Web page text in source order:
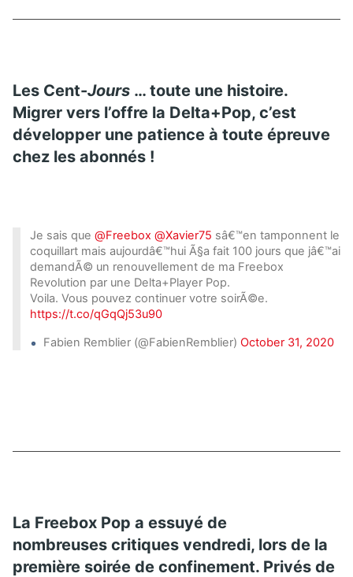
Les Cent-Jours … toute une histoire.
Migrer vers l’offre la Delta+Pop, c’est
développer une patience à toute épreuve
chez les abonnés !
Je sais que @Freebox @Xavier75 sâ€™en tamponnent le
coquillart mais aujourdâ€™hui Ã§a fait 100 jours que jâ€™ai
demandÃ© un renouvellement de ma Freebox
Revolution par une Delta+Player Pop.
Voila. Vous pouvez continuer votre soirÃ©e.
https://t.co/qGqQj53u90
Fabien Remblier (@FabienRemblier) October 31, 2020
La Freebox Pop a essuyé de
nombreuses critiques vendredi, lors de la
première soirée de confinement. Privés de